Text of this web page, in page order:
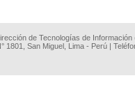
de Tecnologías de
1801, San Miguel, Lima - Perú |